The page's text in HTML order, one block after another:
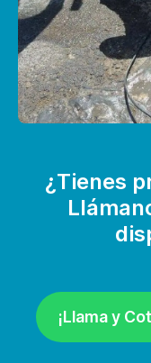
¿Tienes
¡Llama y